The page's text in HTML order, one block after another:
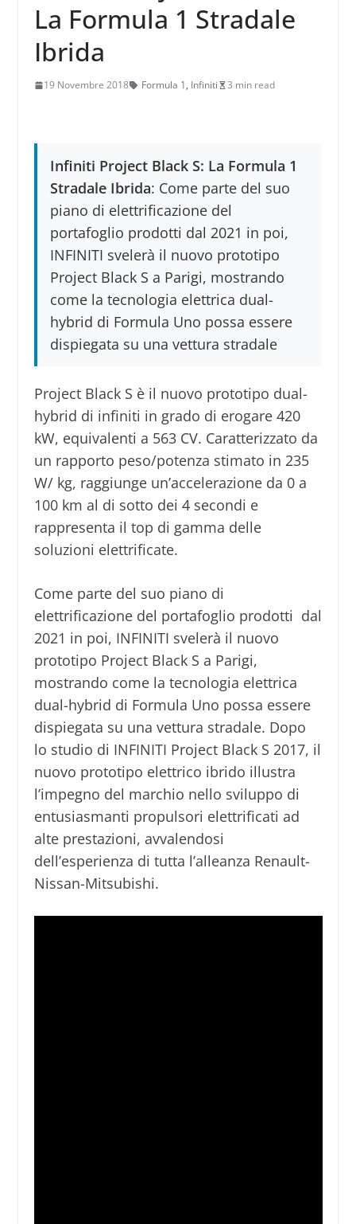
La Formula 1 Stradale
Ibrida
19 Novembre 2018 Formula 1, Infiniti 3 min read
Infiniti Project Black S: La Formula 1
Stradale Ibrida: Come parte del suo
piano di elettrificazione del
portafoglio prodotti dal 2021 in poi,
INFINITI svelerà il nuovo prototipo
Project Black S a Parigi, mostrando
come la tecnologia elettrica dual-
hybrid di Formula Uno possa essere
dispiegata su una vettura stradale
Project Black S è il nuovo prototipo dual-
hybrid di infiniti in grado di erogare 420
kW, equivalenti a 563 CV. Caratterizzato da
un rapporto peso/potenza stimato in 235
W/ kg, raggiunge un’accelerazione da 0 a
100 km al di sotto dei 4 secondi e
rappresenta il top di gamma delle
soluzioni elettrificate.
Come parte del suo piano di
elettrificazione del portafoglio prodotti dal
2021 in poi, INFINITI svelerà il nuovo
prototipo Project Black S a Parigi,
mostrando come la tecnologia elettrica
dual-hybrid di Formula Uno possa essere
dispiegata su una vettura stradale. Dopo
lo studio di INFINITI Project Black S 2017, il
nuovo prototipo elettrico ibrido illustra
l’impegno del marchio nello sviluppo di
entusiasmanti propulsori elettrificati ad
alte prestazioni, avvalendosi
dell’esperienza di tutta l’alleanza Renault-
Nissan-Mitsubishi.